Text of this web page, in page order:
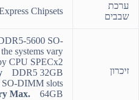
ערכת
שבבים
Chipsets
זיכרון
5600 SO-
systems vary
CPU SPECx2
DDR5 32GB
DIMM slots
Max.
64GB